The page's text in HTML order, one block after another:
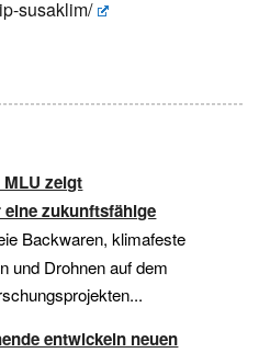
susaklim/
zeigt
zukunftsfähige
Backwaren, klimafeste
und Drohnen auf dem
entwickeln neuen